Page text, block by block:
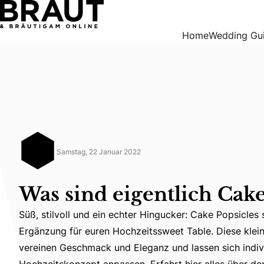
HomeWedding
Samstag, 22 Januar 2022
Was sind eigentlich
Süß, stilvoll und ein echter Hingucker: Cake
Süß, stilvoll und ein echter Hingucker: Cake
Ergänzung für euren Hochzeitssweet Table. Diese
vereinen Geschmack und Eleganz und lassen sich